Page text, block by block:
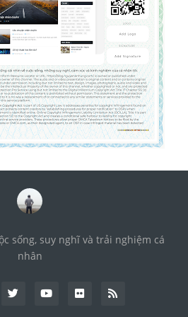
sống, suy nghĩ và trải nghiệm cá
nhân